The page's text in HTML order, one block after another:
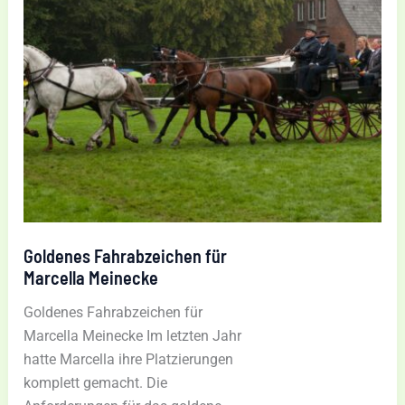
Goldenes Fahrabzeichen für
Marcella Meinecke
Goldenes Fahrabzeichen für
Marcella Meinecke Im letzten Jahr
hatte Marcella ihre Platzierungen
komplett gemacht. Die